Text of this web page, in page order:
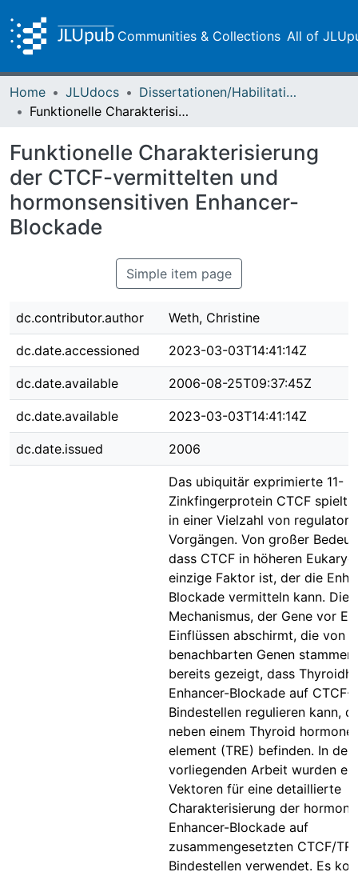
Communities & Collections All of
Home JLUdocs
Dissertationen/Habilitationen
Funktionelle Charakterisierung der CTCF-vermittelten und hormonsensitiven Enhancer-Blockade
Funktionelle Charakterisierung
der CTCF-vermittelten und
hormonsensitiven Enhancer-
Blockade
Simple item page
dc.contributor.author Weth, Christine
dc.date.accessioned 2023-03-03T14:41:14Z
dc.date.available 2006-08-25T09:37:45Z
dc.date.available 2023-03-03T14:41:14Z
dc.date.issued 2006
Das ubiquitär exprimierte 11-
Zinkfingerprotein CTCF spielt
in einer Vielzahl von
Vorgängen. Von großer
dass CTCF in höheren
einzige Faktor ist, der die
Blockade vermitteln kann.
Mechanismus, der Gene vor
Einflüssen abschirmt, die von
benachbarten Genen
bereits gezeigt, dass
Enhancer-Blockade auf CTCF-
Bindestellen regulieren kann,
neben einem Thyroid hormone
element (TRE) befinden. In der
vorliegenden Arbeit wurden
Vektoren für eine detaillierte
Charakterisierung der
Enhancer-Blockade auf
zusammengesetzten CTCF/TR-
Bindestellen verwendet. Es